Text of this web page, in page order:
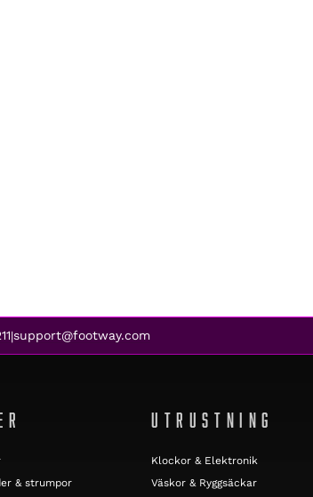
|support@footway.com
& strumpor
UTRUSTNING
Klockor & Elektronik
Väskor & Ryggsäckar